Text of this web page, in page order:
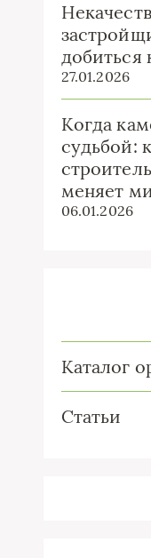
добиться
27.01.2026
Когда
судьбой:
меняет
06.01.2026
Каталог
Статьи